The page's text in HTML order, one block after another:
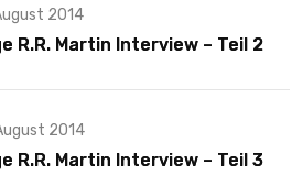
2014
R.R. Martin Interview – Teil 2
2014
R.R. Martin Interview – Teil 3